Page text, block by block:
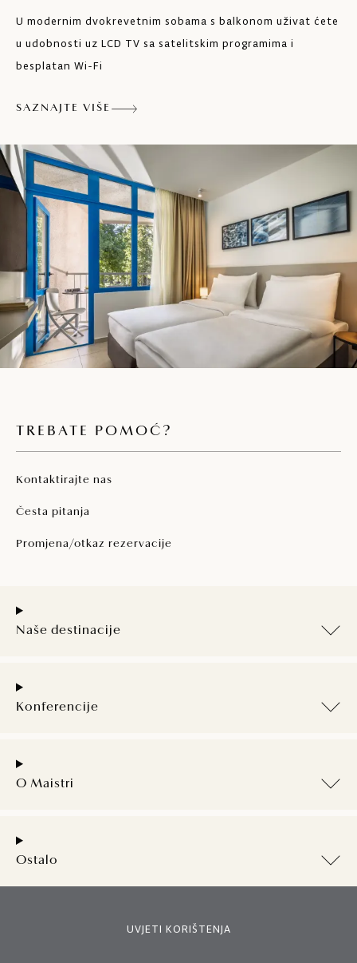
Sušilo za kosu
U modernim dvokrevetnim sobama s balkonom uživat ćete
u udobnosti uz LCD TV sa satelitskim programima i
besplatan Wi-Fi
SAZNAJTE VIŠE
TREBATE POMOĆ?
Kontaktirajte nas
Česta pitanja
Promjena/otkaz rezervacije
Naše destinacije
Konferencije
O Maistri
Ostalo
UVJETI KORIŠTENJA